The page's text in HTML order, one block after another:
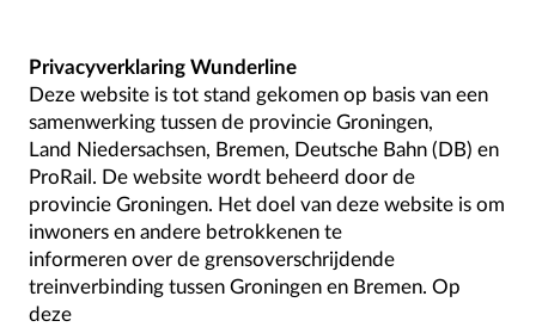
Privacyverklaring Wunderline
Deze website is tot stand gekomen op basis van een
samenwerking tussen de provincie Groningen,
Land Niedersachsen, Bremen, Deutsche Bahn (DB) en
ProRail. De website wordt beheerd door de
provincie Groningen. Het doel van deze website is om
inwoners en andere betrokkenen te
informeren over de grensoverschrijdende
treinverbinding tussen Groningen en Bremen. Op
deze